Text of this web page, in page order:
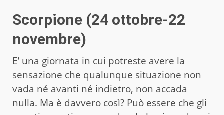
Scorpione (24 ottobre-22
novembre)
E’ una giornata in cui potreste avere la
sensazione che qualunque situazione non
vada né avanti né indietro, non accada
nulla. Ma è davvero così? Può essere che gli